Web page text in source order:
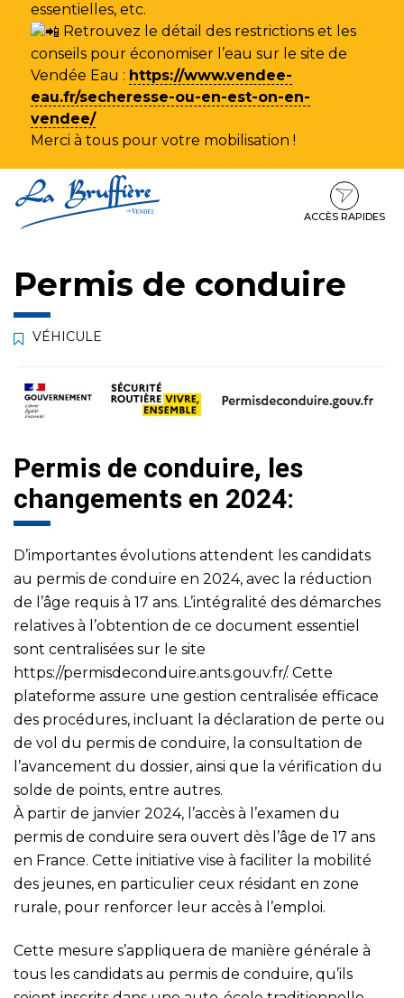
essentielles, etc.
Retrouvez le détail des restrictions et les
conseils pour économiser l’eau sur le site de
Vendée Eau : https://www.vendee-
eau.fr/secheresse-ou-en-est-on-en-
vendee/
Merci à tous pour votre mobilisation !
au
contenu
au
ACCÈS RAPIDES
Permis de conduire
VÉHICULE
Permis de conduire, les
changements en 2024:
D’importantes évolutions attendent les candidats
au permis de conduire en 2024, avec la réduction
de l’âge requis à 17 ans. L’intégralité des démarches
relatives à l’obtention de ce document essentiel
sont centralisées sur le site
https://permisdeconduire.ants.gouv.fr/. Cette
plateforme assure une gestion centralisée efficace
des procédures, incluant la déclaration de perte ou
de vol du permis de conduire, la consultation de
l’avancement du dossier, ainsi que la vérification du
solde de points, entre autres.
À partir de janvier 2024, l’accès à l’examen du
permis de conduire sera ouvert dès l’âge de 17 ans
en France. Cette initiative vise à faciliter la mobilité
des jeunes, en particulier ceux résidant en zone
rurale, pour renforcer leur accès à l’emploi.
Cette mesure s’appliquera de manière générale à
tous les candidats au permis de conduire, qu’ils